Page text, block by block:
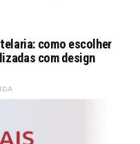
como escolher
com design